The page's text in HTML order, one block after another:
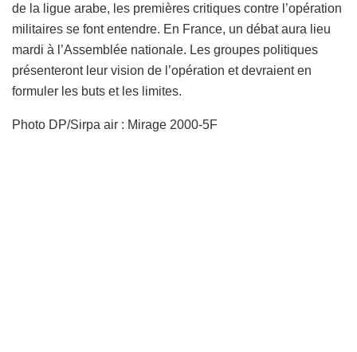
de la ligue arabe, les premières critiques contre l’opération
militaires se font entendre. En France, un débat aura lieu
mardi à l’Assemblée nationale. Les groupes politiques
présenteront leur vision de l’opération et devraient en
formuler les buts et les limites.
Photo DP/Sirpa air : Mirage 2000-5F